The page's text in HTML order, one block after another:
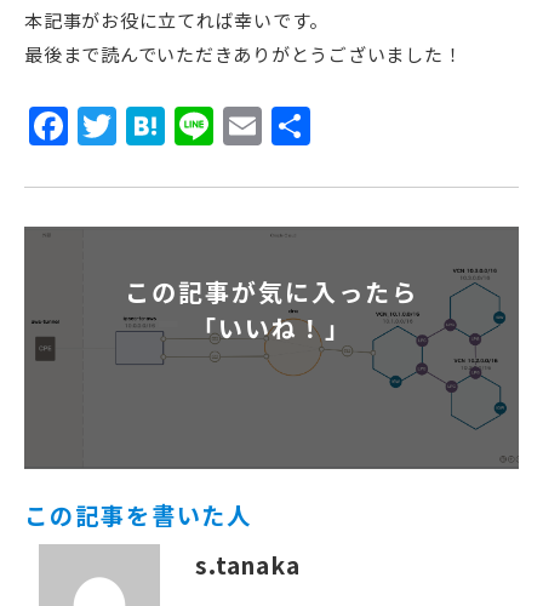
本記事がお役に立てれば幸いです。
最後まで読んでいただきありがとうございました！
Facebook
Twitter
Hatena
LineEmail
この記事が気に入ったら
「いいね！」
この記事を書いた人
s.tanaka